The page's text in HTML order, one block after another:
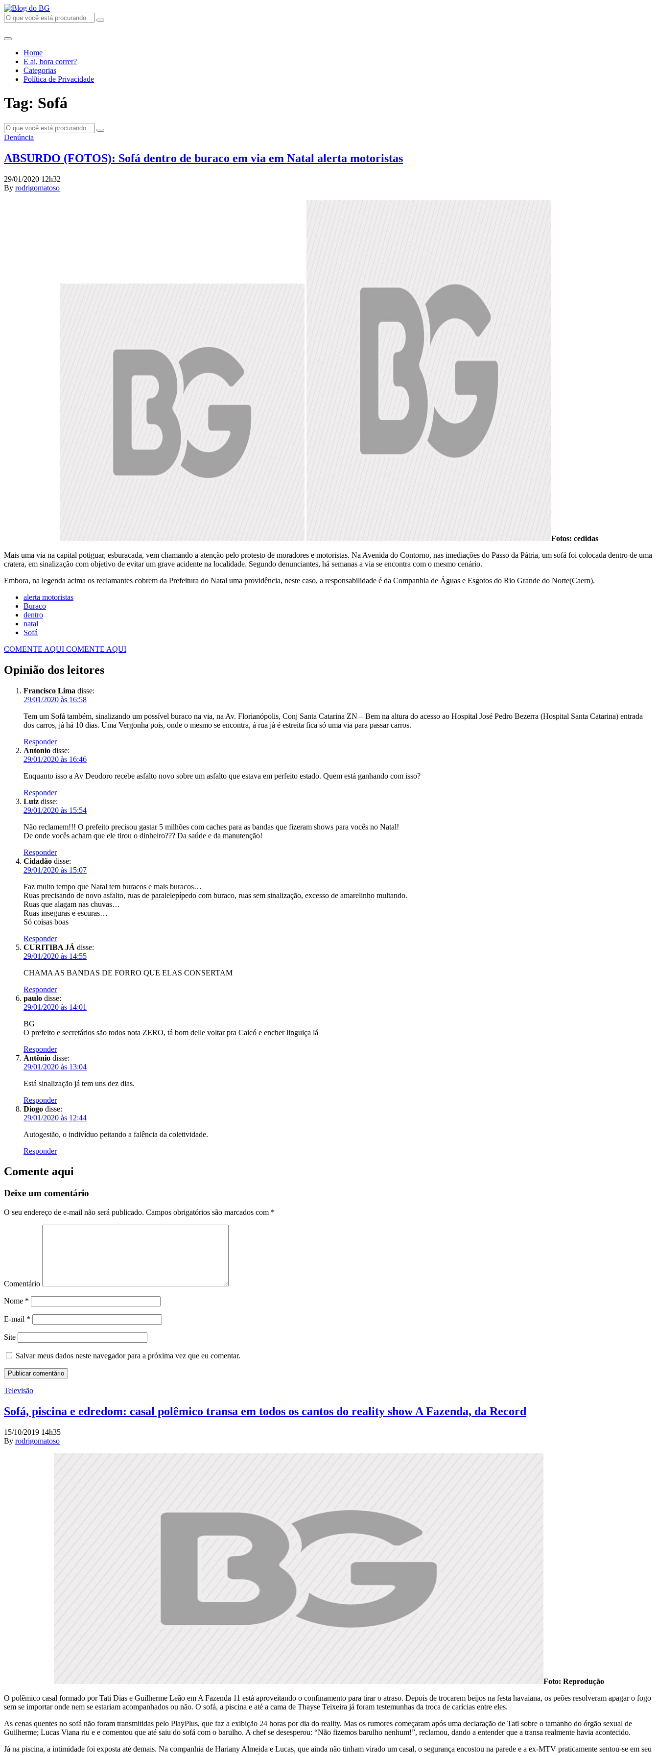
Home
E ai, bora correr?
Categorias
Política de Privacidade
Tag: Sofá
Denúncia
ABSURDO (FOTOS): Sofá dentro de buraco em via em Natal alerta motoristas
29/01/2020 12h32
By rodrigomatoso
Fotos: cedidas
Mais uma via na capital potiguar, esburacada, vem chamando a atenção pelo protesto de moradores e motoristas. Na Avenida do Contorno, nas imediações do Passo da Pátria, um sofá foi colocada dentro de uma
cratera, em sinalização com objetivo de evitar um grave acidente na localidade. Segundo denunciantes, há semanas a via se encontra com o mesmo cenário.
Embora, na legenda acima os reclamantes cobrem da Prefeitura do Natal uma providência, neste caso, a responsabilidade é da Companhia de Águas e Esgotos do Rio Grande do Norte(Caern).
alerta motoristas
Buraco
dentro
natal
Sofá
COMENTE AQUI COMENTE AQUI
Opinião dos leitores
Francisco Lima disse:
29/01/2020 às 16:58
Tem um Sofá também, sinalizando um possível buraco na via, na Av. Florianópolis, Conj Santa Catarina ZN – Bem na altura do acesso ao Hospital José Pedro Bezerra (Hospital Santa Catarina) entrada
dos carros, já há 10 dias. Uma Vergonha pois, onde o mesmo se encontra, á rua já é estreita fica só uma via para passar carros.
Responder
Antonio disse:
29/01/2020 às 16:46
Enquanto isso a Av Deodoro recebe asfalto novo sobre um asfalto que estava em perfeito estado. Quem está ganhando com isso?
Responder
Luiz disse:
29/01/2020 às 15:54
Não reclamem!!! O prefeito precisou gastar 5 milhões com caches para as bandas que fizeram shows para vocês no Natal!
De onde vocês acham que ele tirou o dinheiro??? Da saúde e da manutenção!
Responder
Cidadão disse:
29/01/2020 às 15:07
Faz muito tempo que Natal tem buracos e mais buracos…
Ruas precisando de novo asfalto, ruas de paralelepípedo com buraco, ruas sem sinalização, excesso de amarelinho multando.
Ruas que alagam nas chuvas…
Ruas inseguras e escuras…
Só coisas boas
Responder
CURITIBA JÁ disse:
29/01/2020 às 14:55
CHAMA AS BANDAS DE FORRO QUE ELAS CONSERTAM
Responder
paulo disse:
29/01/2020 às 14:01
BG
O prefeito e secretários são todos nota ZERO, tá bom delle voltar pra Caicó e encher linguiça lá
Responder
Antônio disse:
29/01/2020 às 13:04
Está sinalização já tem uns dez dias.
Responder
Diogo disse:
29/01/2020 às 12:44
Autogestão, o indivíduo peitando a falência da coletividade.
Responder
Comente aqui
Deixe um comentário
O seu endereço de e-mail não será publicado. Campos obrigatórios são marcados com *
Comentário
Nome *
E-mail *
Site
Salvar meus dados neste navegador para a próxima vez que eu comentar.
Televisão
Sofá, piscina e edredom: casal polêmico transa em todos os cantos do reality show A Fazenda, da Record
15/10/2019 14h35
By rodrigomatoso
Foto: Reprodução
O polêmico casal formado por Tati Dias e Guilherme Leão em A Fazenda 11 está aproveitando o confinamento para tirar o atraso. Depois de trocarem beijos na festa havaiana, os peões resolveram apagar o fogo
sem se importar onde nem se estariam acompanhados ou não. O sofá, a piscina e até a cama de Thayse Teixeira já foram testemunhas da troca de carícias entre eles.
As cenas quentes no sofá não foram transmitidas pelo PlayPlus, que faz a exibição 24 horas por dia do reality. Mas os rumores começaram após uma declaração de Tati sobre o tamanho do órgão sexual de
Guilherme; Lucas Viana riu e e comentou que até saiu do sofá com o barulho. A chef se desesperou: “Não fizemos barulho nenhum!”, reclamou, dando a entender que a transa realmente havia acontecido.
Já na piscina, a intimidade foi exposta até demais. Na companhia de Hariany Almeida e Lucas, que ainda não tinham virado um casal, o segurança encostou na parede e a ex-MTV praticamente sentou-se em seu